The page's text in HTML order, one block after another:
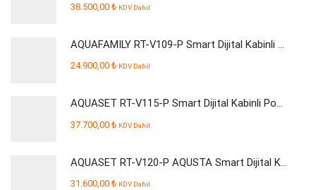
38.500,00 ₺ KDV Dahil
AQUAFAMILY RT-V109-P Smart Dijital Kabinli Pompalı Su Arıtma Cihazı
24.900,00 ₺ KDV Dahil
AQUASET RT-V115-P Smart Dijital Kabinli Pompalı Su Arıtma Cihazı
37.700,00 ₺ KDV Dahil
AQUASET RT-V120-P AQUSTA Smart Dijital Kabinli Pompalı Su Arıtma Cihazı
31.600,00 ₺ KDV Dahil